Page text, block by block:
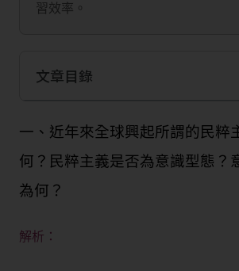
習效率。
文章目錄
一、近年來全球興起所謂的民粹
何？民粹主義是否為意識型態？
為何？
解析：